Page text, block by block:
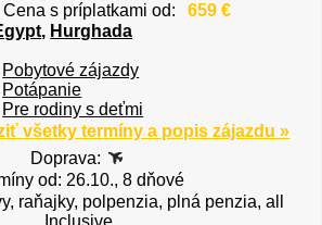
Cena s príplatkami od:
659 €
, Hurghada
Pobytové zájazdy
Potápanie
Pre rodiny s deťmi
všetky termíny a popis zájazdu »
Doprava:
od: 26.10., 8 dňové
raňajky, polpenzia, plná penzia, all